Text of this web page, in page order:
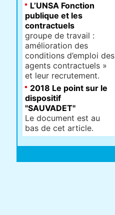
L’UNSA Fonction
publique et les
contractuels
groupe de travail :
amélioration des
conditions d’emploi des
agents contractuels »
et leur recrutement.
2018 Le point sur le
dispositif
"SAUVADET"
Le document est au
bas de cet article.